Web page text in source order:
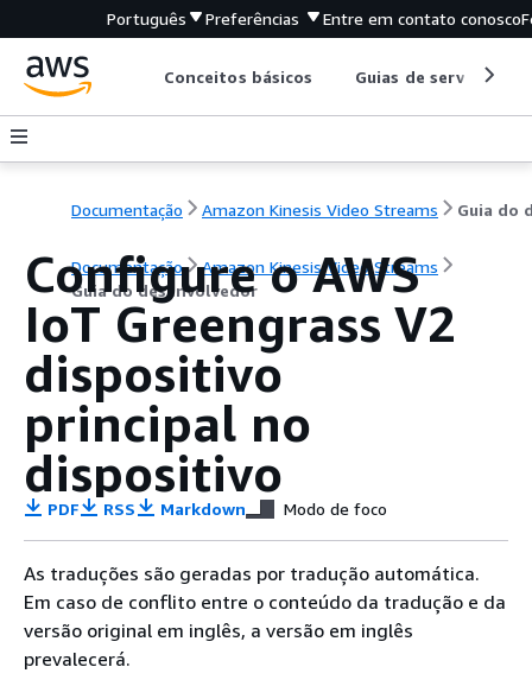
Português Preferências Entre em contato conosco
Conceitos básicos Guias de serviço
Documentação Amazon Kinesis Video Streams
Documentação
Amazon Kinesis Video Streams
Guia do desenvolvedor
Configure o AWS
IoT Greengrass V2
dispositivo
principal no
dispositivo
PDF RSS Markdown Modo de foco
As traduções são geradas por tradução automática.
Em caso de conflito entre o conteúdo da tradução e da
versão original em inglês, a versão em inglês
prevalecerá.